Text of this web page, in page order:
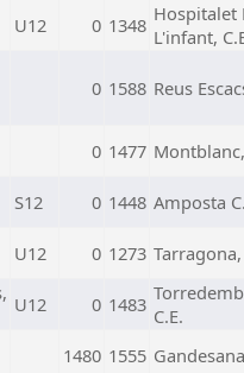
U12 0 1348 Hospitalet
L'infant,
0 1588 Reus
0 1477
S12 0 1448 Amposta
U12 0 1273 Tarragona,
U12 0 1483 C.E.
1480 1555